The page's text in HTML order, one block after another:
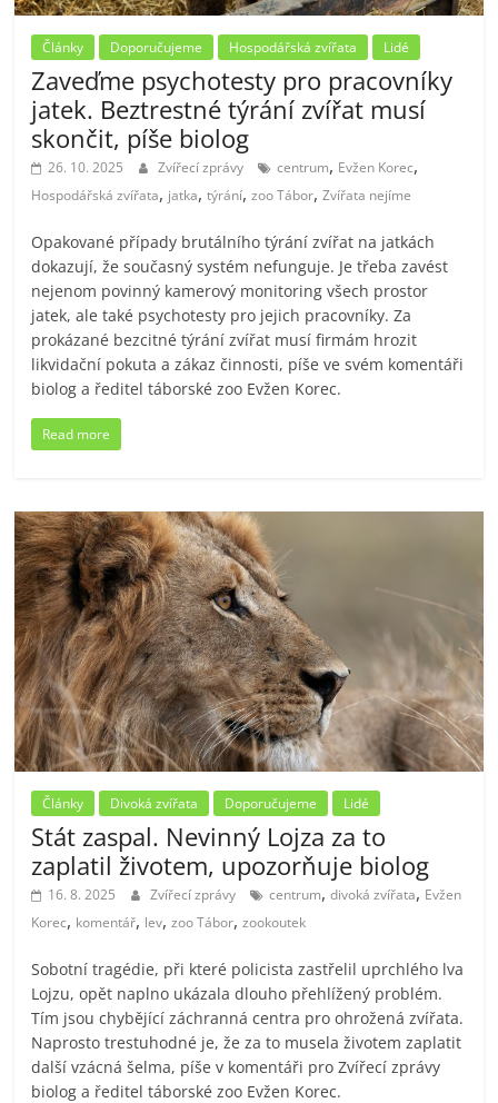
Články Doporučujeme Hospodářská zvířata Lidé
Zaveďme psychotesty pro pracovníky
jatek. Beztrestné týrání zvířat musí
skončit, píše biolog
26. 10. 2025 Zvířecí zprávy centrum, Evžen Korec,
Hospodářská zvířata, jatka,týrání,zoo Tábor,Zvířata nejíme
Opakované případy brutálního týrání zvířat na jatkách
dokazují, že současný systém nefunguje. Je třeba zavést
nejenom povinný kamerový monitoring všech prostor
jatek, ale také psychotesty pro jejich pracovníky. Za
prokázané bezcitné týrání zvířat musí firmám hrozit
likvidační pokuta a zákaz činnosti, píše ve svém komentáři
biolog a ředitel táborské zoo Evžen Korec.
Read more
Články Divoká zvířata Doporučujeme Lidé
Stát zaspal. Nevinný Lojza za to
zaplatil životem, upozorňuje biolog
16. 8. 2025 Zvířecí zprávy centrum,divoká zvířata, Evžen
Korec, komentář, lev,zoo Tábor,zookoutek
Sobotní tragédie, při které policista zastřelil uprchlého lva
Lojzu, opět naplno ukázala dlouho přehlížený problém.
Tím jsou chybějící záchranná centra pro ohrožená zvířata.
Naprosto trestuhodné je, že za to musela životem zaplatit
další vzácná šelma, píše v komentáři pro Zvířecí zprávy
biolog a ředitel táborské zoo Evžen Korec.